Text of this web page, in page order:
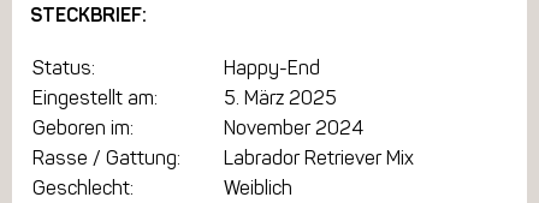
STECKBRIEF:
Status:
Happy-End
Eingestellt am:
5. März 2025
Geboren im:
November 2024
Rasse / Gattung:
Labrador Retriever Mix
Geschlecht:
Weiblich